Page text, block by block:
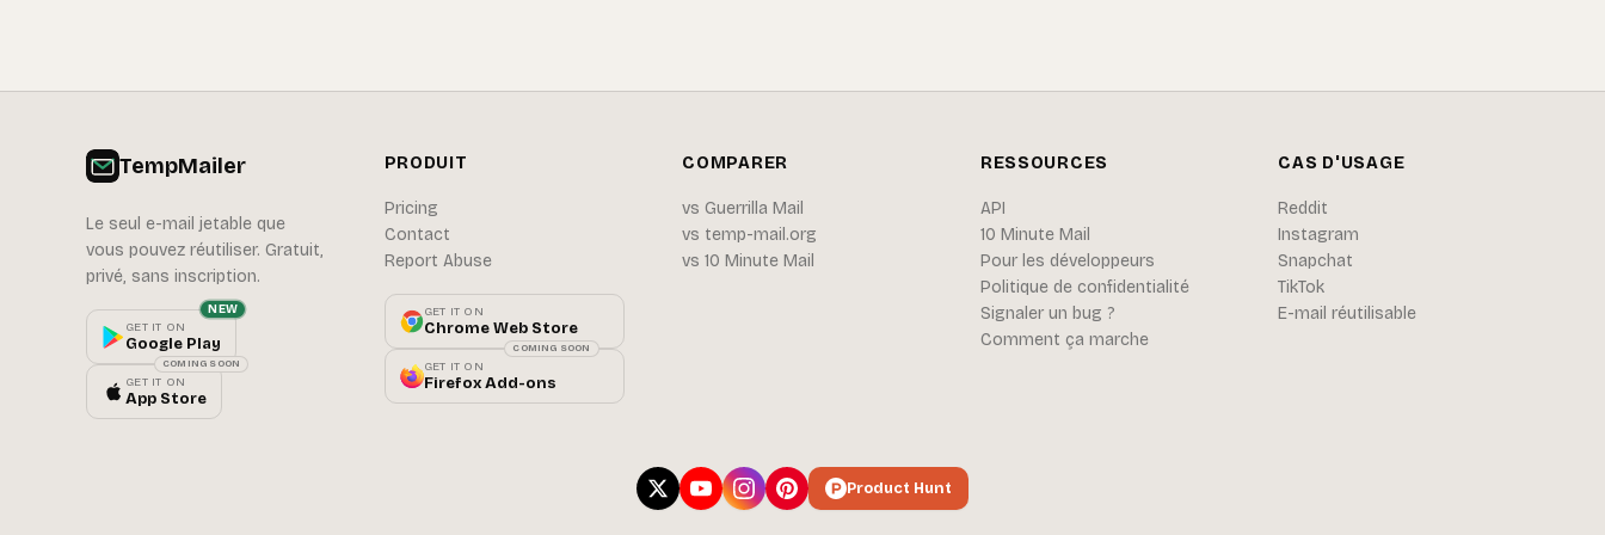
TempMailer
Le seul e-mail jetable que
vous pouvez réutiliser. Gratuit,
privé, sans inscription.
GET IT ON
Google Play
NEW
GET IT ON
App Store
COMING SOON
PRODUIT
Pricing
Contact
Report Abuse
GET IT ON
Chrome Web Store
GET IT ON
Firefox Add-ons
COMING SOON
COMPARER
vs Guerrilla Mail
vs temp-mail.org
vs 10 Minute Mail
RESSOURCES
API
10 Minute Mail
Pour les développeurs
Politique de confidentialité
Signaler un bug ?
Comment ça marche
CAS D'USAGE
Reddit
Instagram
Snapchat
TikTok
E-mail réutilisable
Product Hunt